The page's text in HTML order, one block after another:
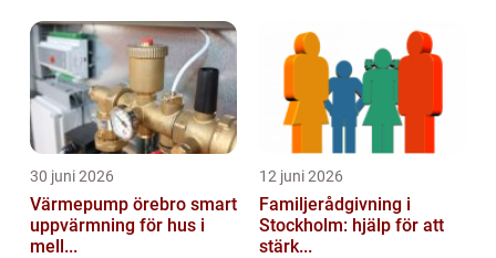
30 juni 2026
Värmepump örebro smart
uppvärmning för hus i
mell...
12 juni 2026
Familjerådgivning i
Stockholm: hjälp för att
stärk...